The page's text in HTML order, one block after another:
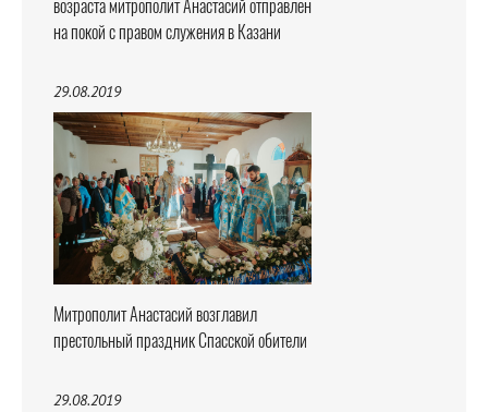
возраста митрополит Анастасий отправлен
на покой с правом служения в Казани
29.08.2019
Митрополит Анастасий возглавил
престольный праздник Спасской обители
29.08.2019